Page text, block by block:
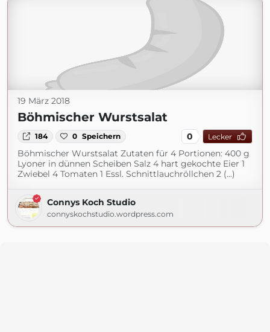
19 März 2018
Böhmischer Wurstsalat
184 0 Speichern 0 Lecker
Böhmischer Wurstsalat Zutaten für 4 Portionen: 400 g
Lyoner in dünnen Scheiben Salz 4 hart gekochte Eier 1
Zwiebel 4 Tomaten 1 Essl. Schnittlauchröllchen 2 (...)
Connys Koch Studio
connyskochstudio.wordpress.com